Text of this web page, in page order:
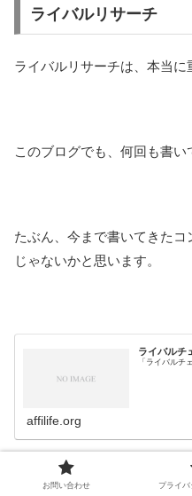
ライバルリサーチ
ライバルリサーチは、本当に
このブログでも、何回も書い
たぶん、今まで書いてきた
じゃないかと思います。
ライバルチ
「ライバルチ
affilife.org
お問い合わせ プライ